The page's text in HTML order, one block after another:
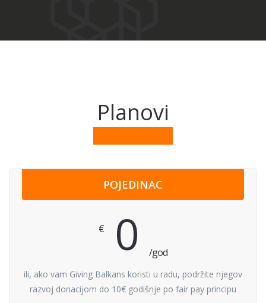
Planovi
POJEDINAC
€ 0 /god
ili, ako vam Giving Balkans koristi u radu, podržite njegov
razvoj donacijom do 10€ godišnje po fair pay principu